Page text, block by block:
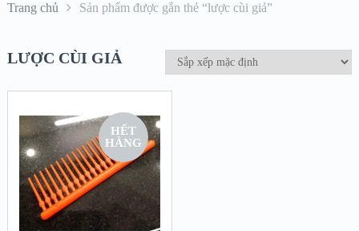
Trang chủ Sản phẩm được gắn thẻ “lược cùi giả”
LƯỢC CÙI GIẢ
HẾT
HÀNG